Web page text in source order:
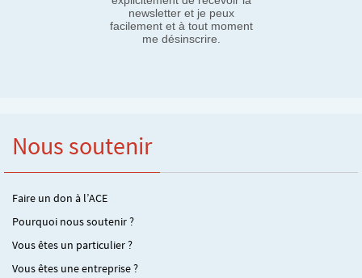
newsletter et je peux
facilement et à tout moment
me désinscrire.
Nous soutenir
Faire un don à l’ACE
Pourquoi nous soutenir ?
Vous êtes un particulier ?
Vous êtes une entreprise ?